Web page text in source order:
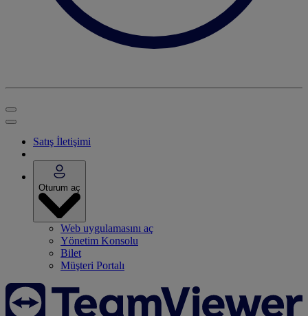
Satış İletişimi
Oturum aç
Web uygulamasını aç
Yönetim Konsolu
Bilet
Müşteri Portalı